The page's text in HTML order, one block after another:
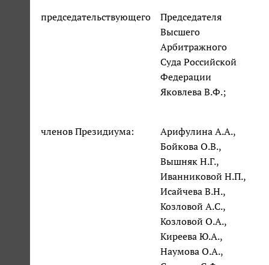
председательствующего
Председателя
Высшего
Арбитражного
Суда Российской
Федерации
Яковлева В.Ф.;
членов Президиума:
Арифулина А.А.,
Бойкова О.В.,
Вышняк Н.Г.,
Иванниковой Н.П.,
Исайчева В.Н.,
Козловой А.С.,
Козловой О.А.,
Киреева Ю.А.,
Наумова О.А.,